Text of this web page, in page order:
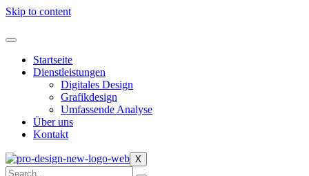
Skip to content
Startseite
Dienstleistungen
Digitales Design
Grafikdesign
Umfassende Analyse
Über uns
Kontakt
X